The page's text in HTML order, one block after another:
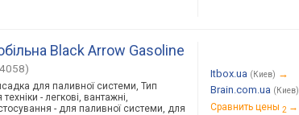
Black Arrow Gasoline
для паливної системи, Тип
- легкові, вантажні,
- для паливної системи, для
Itbox.ua (Киев) →
Brain.com.ua (Киев)
Сравнить цены 2 →